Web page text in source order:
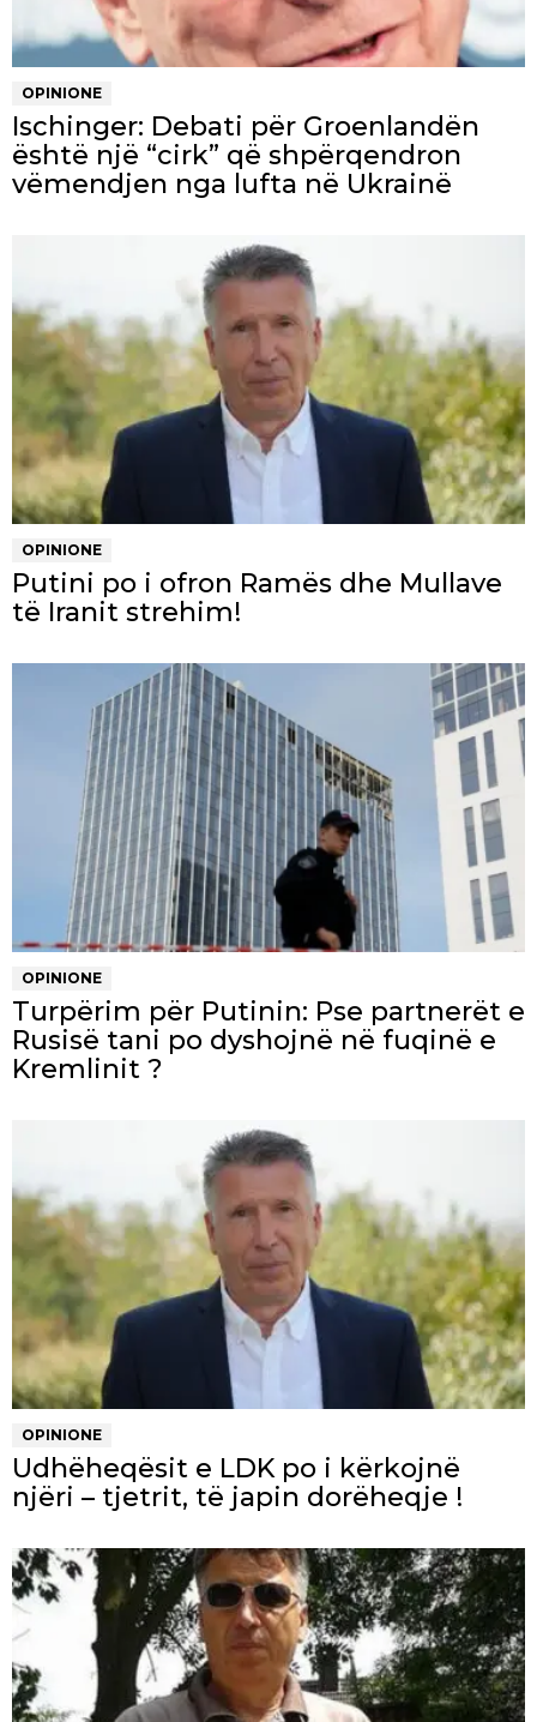
OPINIONE
Ischinger: Debati për Groenlandën
është një “cirk” që shpërqendron
vëmendjen nga lufta në Ukrainë
OPINIONE
Putini po i ofron Ramës dhe Mullave
të Iranit strehim!
OPINIONE
Turpërim për Putinin: Pse partnerët e
Rusisë tani po dyshojnë në fuqinë e
Kremlinit ?
OPINIONE
Udhëheqësit e LDK po i kërkojnë
njëri – tjetrit, të japin dorëheqje !